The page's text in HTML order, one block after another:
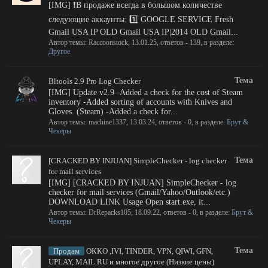
[IMG] ❗️В продаже всегда в большом количестве
следующие аккаунты: 1️⃣ GOOGLE SERVICE Fresh
Gmail USA IP OLD Gmail USA IP|2014 OLD Gmail...
Автор темы: Raccoonstock, 13.01.25, ответов - 139, в разделе:
Другое
Тема
Bltools 2.9 Pro Log Checker
[IMG] Update v2.9 -Added a check for the cost of Steam
inventory -Added sorting of accounts with Knives and
Gloves. (Steam) -Added a check for...
Автор темы: machine1337, 13.03.24, ответов - 0, в разделе: Брут &
Чекеры
Тема
[CRACKED BY INJUAN] SimpleChecker - log checker
for mail services
[IMG] [CRACKED BY INJUAN] SimpleChecker - log
checker for mail services (Gmail/Yahoo/Outlook/etc.)
DOWNLOAD LINK Usage Open start.exe, it...
Автор темы: DrRepacks105, 18.09.22, ответов - 0, в разделе: Брут &
Чекеры
Тема
Продам
ОККО ,IVI, TINDER, VPN, QIWI, GFN,
UPLAY, MAIL.RU и многое другое (Низкие цены)